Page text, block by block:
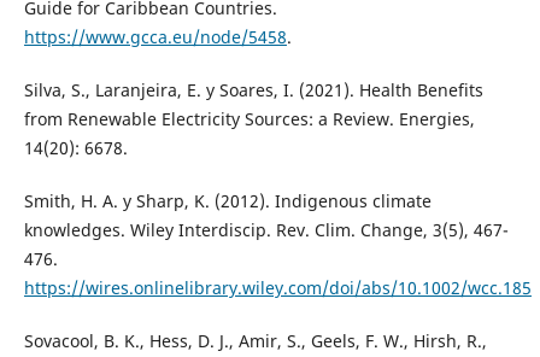
Guide for Caribbean Countries.
https://www.gcca.eu/node/5458.
Silva, S., Laranjeira, E. y Soares, I. (2021). Health Benefits
from Renewable Electricity Sources: a Review. Energies,
14(20): 6678.
Smith, H. A. y Sharp, K. (2012). Indigenous climate
knowledges. Wiley Interdiscip. Rev. Clim. Change, 3(5), 467-
476.
https://wires.onlinelibrary.wiley.com/doi/abs/10.1002/wcc.185
Sovacool, B. K., Hess, D. J., Amir, S., Geels, F. W., Hirsh, R.,